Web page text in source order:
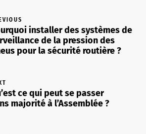
installer des systèmes de
de la pression des
pour la sécurité routière ?
ce qui peut se passer
majorité à l’Assemblée ?